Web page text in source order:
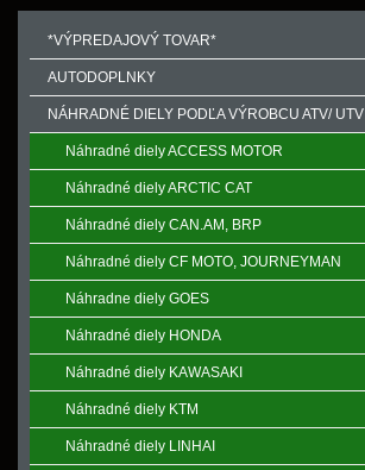
*VÝPREDAJOVÝ TOVAR*
AUTODOPLNKY
NÁHRADNÉ DIELY PODĽA VÝROBCU ATV/ UTV
Náhradné diely ACCESS MOTOR
Náhradné diely ARCTIC CAT
Náhradné diely CAN.AM, BRP
Náhradné diely CF MOTO, JOURNEYMAN
Náhradne diely GOES
Náhradné diely HONDA
Náhradné diely KAWASAKI
Náhradné diely KTM
Náhradné diely LINHAI